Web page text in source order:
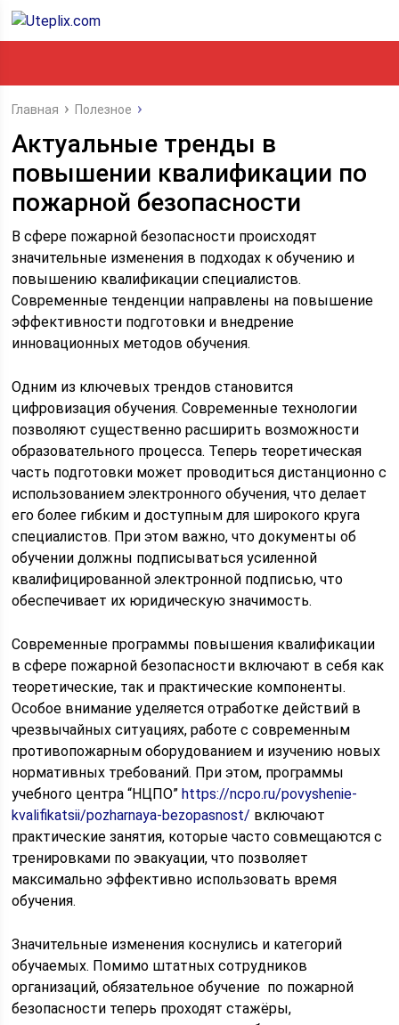
Главная Полезное
Актуальные тренды в
повышении квалификации по
пожарной безопасности
В сфере пожарной безопасности происходят
значительные изменения в подходах к обучению и
повышению квалификации специалистов.
Современные тенденции направлены на повышение
эффективности подготовки и внедрение
инновационных методов обучения.
Одним из ключевых трендов становится
цифровизация обучения. Современные технологии
позволяют существенно расширить возможности
образовательного процесса. Теперь теоретическая
часть подготовки может проводиться дистанционно с
использованием электронного обучения, что делает
его более гибким и доступным для широкого круга
специалистов. При этом важно, что документы об
обучении должны подписываться усиленной
квалифицированной электронной подписью, что
обеспечивает их юридическую значимость.
Современные программы повышения квалификации
в сфере пожарной безопасности включают в себя как
теоретические, так и практические компоненты.
Особое внимание уделяется отработке действий в
чрезвычайных ситуациях, работе с современным
противопожарным оборудованием и изучению новых
нормативных требований. При этом, программы
учебного центра “НЦПО”https://ncpo.ru/povyshenie-
kvalifikatsii/pozharnaya-bezopasnost/ включают
практические занятия, которые часто совмещаются с
тренировками по эвакуации, что позволяет
максимально эффективно использовать время
обучения.
Значительные изменения коснулись и категорий
обучаемых. Помимо штатных сотрудников
организаций, обязательное обучение по пожарной
безопасности теперь проходят стажёры,